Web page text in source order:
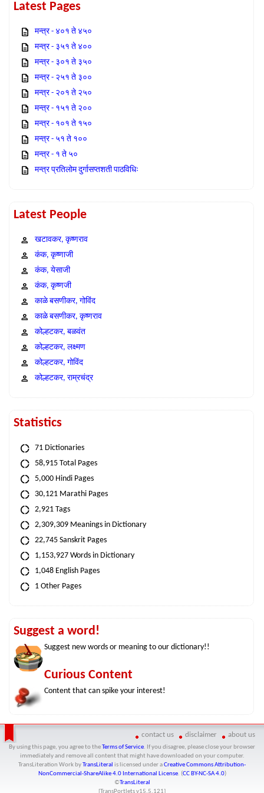
Latest Pages
मन्त्र - ४०१ ते ४५०
मन्त्र - ३५१ ते ४००
मन्त्र - ३०१ ते ३५०
मन्त्र - २५१ ते ३००
मन्त्र - २०१ ते २५०
मन्त्र - १५१ ते २००
मन्त्र - १०१ ते १५०
मन्त्र - ५१ ते १००
मन्त्र - १ ते ५०
मन्त्र प्रतिलोम दुर्गासप्तशती पाठविधिः
Latest People
खटावकर, कृष्णराव
कंक, कृष्णाजी
कंक, येसाजी
कंक, कृष्णजी
काळे बसणीकर, गोविंद
काळे बसणीकर, कृष्णराव
कोल्हटकर, बळवंत
कोल्हटकर, लक्ष्मण
कोल्हटकर, गोविंद
कोल्हटकर, राम्रचंद्र
Statistics
71 Dictionaries
58,915 Total Pages
5,000 Hindi Pages
30,121 Marathi Pages
2,921 Tags
2,309,309 Meanings in Dictionary
22,745 Sanskrit Pages
1,153,927 Words in Dictionary
1,048 English Pages
1 Other Pages
Suggest a word!
Suggest new words or meaning to our dictionary!!
Curious Content
Content that can spike your interest!
contact us disclaimer about us
By using this page, you agree to the Terms of Service. If you disagree, please close your browser
immediately and remove all content that might have downloaded on your computer.
TransLiteration Workby TransLiteral is licensed under aCreative Commons Attribution-
NonCommercial-ShareAlike 4.0 International License. (CC BY-NC-SA 4.0)
©TransLiteral